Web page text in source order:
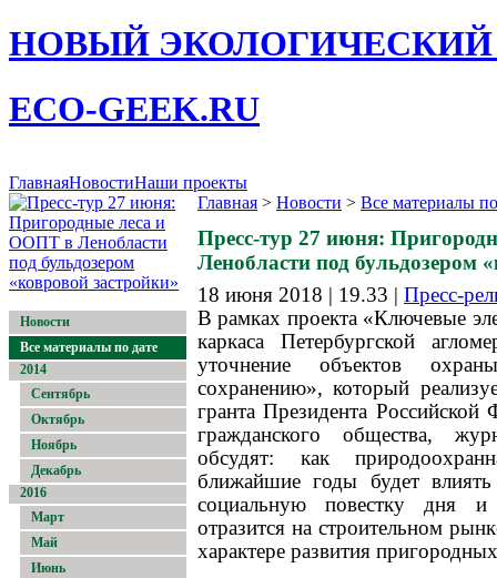
НОВЫЙ ЭКОЛОГИЧЕСКИЙ
ECO-GEEK.RU
ГлавнаяНовостиНаши проекты
Новости
Все материалы по дате
2014
Сентябрь
Октябрь
Ноябрь
Декабрь
2016
Март
Май
Июнь
Главная > Новости > Все материалы
Пресс-тур 27 июня:
Ленобласти под бульдозером
18 июня 2018 | 19.33 | Пресс-
В рамках проекта «Ключевые
каркаса Петербургской
уточнение объектов
сохранению», который
гранта Президента Российской
гражданского общества,
обсудят: как
ближайшие годы будет
социальную повестку дня
отразится на строительном
характере развития